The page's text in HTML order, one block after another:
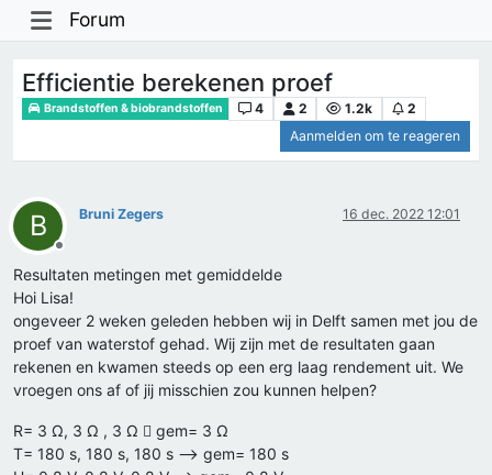
Forum
Efficientie berekenen proef
Brandstoffen & biobrandstoffen 4 2 1.2k
2
Aanmelden om te reageren
B
Offline
Bruni Zegers 16 dec. 2022 12:01
Resultaten metingen met gemiddelde
Hoi Lisa!
ongeveer 2 weken geleden hebben wij in Delft samen met jou de
proef van waterstof gehad. Wij zijn met de resultaten gaan
rekenen en kwamen steeds op een erg laag rendement uit. We
vroegen ons af of jij misschien zou kunnen helpen?
R= 3 Ω, 3 Ω , 3 Ω  gem= 3 Ω
T= 180 s, 180 s, 180 s --> gem= 180 s